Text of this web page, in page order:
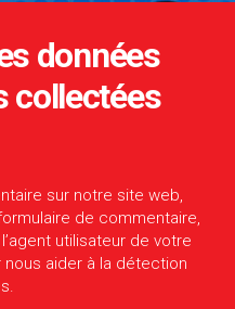
données
collectées
sur notre site web,
de commentaire,
utilisateur de votre
aider à la détection